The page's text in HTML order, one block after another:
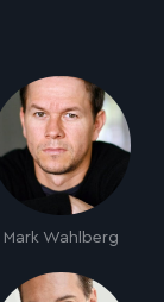
Mark Wahlberg